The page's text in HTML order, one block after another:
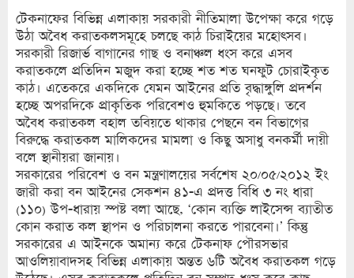
টেকনাফের বিভিন্ন এলাকায় সরকারী নীতিমালা উপেক্ষা করে গড়ে
উঠা অবৈধ করাতকলসমূহে চলছে কাঠ চিরাইয়ের মহোৎসব।
সরকারী রিজার্ভ বাগানের গাছ ও বনাঞ্চল ধংস করে এসব
করাতকলে প্রতিদিন মজুদ করা হচ্ছে শত শত ঘনফুট চোরাইকৃত
কাঠ। এতেকরে একদিকে যেমন আইনের প্রতি বৃদ্ধাঙ্গুলি প্রদর্শন
হচ্ছে অপরদিকে প্রাকৃতিক পরিবেশও হুমকিতে পড়ছে। তবে
অবৈধ করাতকল বহাল তবিয়তে থাকার পেছনে বন বিভাগের
বিরুদ্ধে করাতকল মালিকদের মামলা ও কিছু অসাধু বনকর্মী দায়ী
বলে স্থানীয়রা জানায়।
সরকারের পরিবেশ ও বন মন্ত্রণালয়ের সর্বশেষ ২০/০৫/২০১২ ইং
জারী করা বন আইনের সেকশন ৪১-এ প্রদত্ত বিধি ৩ নং ধারা
(১১০) উপ-ধারায় স্পষ্ট বলা আছে, ‘কোন ব্যক্তি লাইসেন্স ব্যাতীত
কোন করাত কল স্থাপন ও পরিচালনা করতে পারবেনা।’ কিন্তু
সরকারের এ আইনকে অমান্য করে টেকনাফ পৌরসভার
আওলিয়াবাদসহ বিভিন্ন এলাকায় অন্তত ৬টি অবৈধ করাতকল গড়ে